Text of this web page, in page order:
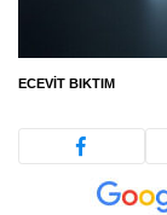
ECEVIT BIKTIM